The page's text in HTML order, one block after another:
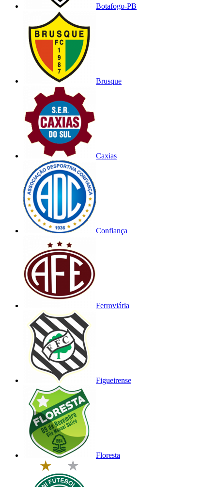
Botafogo-PB
Brusque
Caxias
Confiança
Ferroviária
Figueirense
Floresta